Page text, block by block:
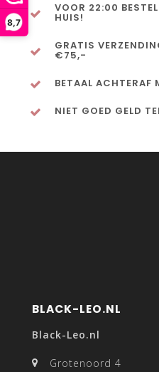
8,7
VOOR 22:00
HUIS!
GRATIS
€75,-
BETAAL ACHTERAF
NIET GOED GELD
BLACK-LEO.NL
Black-Leo.nl
Grotenoord 4